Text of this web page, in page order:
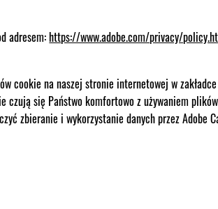
adresem:https://www.adobe.com/privacy/
cookie na naszej stronie internetowej w
się Państwo komfortowo z używaniem
zbieranie i wykorzystanie danych przez